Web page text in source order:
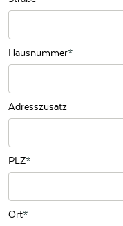
Hausnummer
Adresszusatz
PLZ
Ort